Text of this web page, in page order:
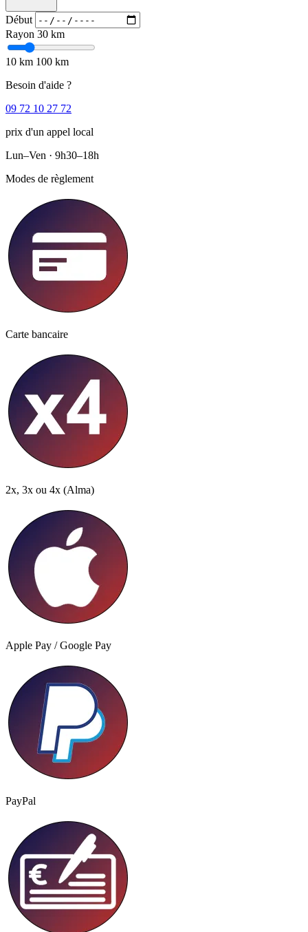
Début
Rayon 30 km
10 km 100 km
Besoin d'aide ?
09 72 10 27 72
prix d'un appel local
Lun–Ven · 9h30–18h
Modes de règlement
Carte bancaire
2x, 3x ou 4x (Alma)
Apple Pay / Google Pay
PayPal